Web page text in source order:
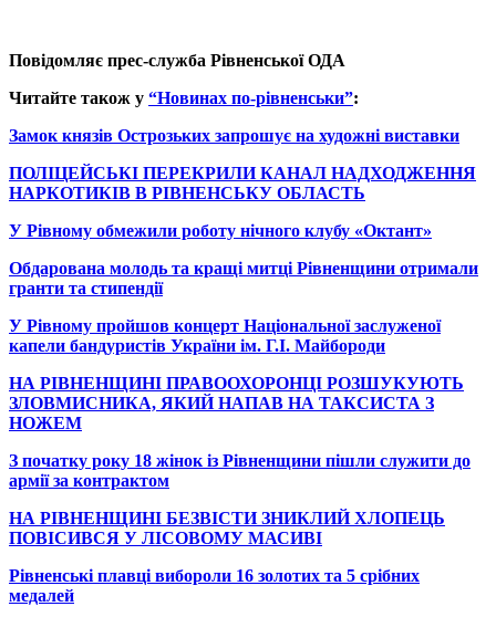
Повідомляє прес-служба Рівненської ОДА
Читайте також у “Новинах по-рівненськи”:
Замок князів Острозьких запрошує на художні виставки
ПОЛІЦЕЙСЬКІ ПЕРЕКРИЛИ КАНАЛ НАДХОДЖЕННЯ
НАРКОТИКІВ В РІВНЕНСЬКУ ОБЛАСТЬ
У Рівному обмежили роботу нічного клубу «Октант»
Обдарована молодь та кращі митці Рівненщини отримали
гранти та стипендії
У Рівному пройшов концерт Національної заслуженої
капели бандуристів України ім. Г.І. Майбороди
НА РІВНЕНЩИНІ ПРАВООХОРОНЦІ РОЗШУКУЮТЬ
ЗЛОВМИСНИКА, ЯКИЙ НАПАВ НА ТАКСИСТА З
НОЖЕМ
З початку року 18 жінок із Рівненщини пішли служити до
армії за контрактом
НА РІВНЕНЩИНІ БЕЗВІСТИ ЗНИКЛИЙ ХЛОПЕЦЬ
ПОВІСИВСЯ У ЛІСОВОМУ МАСИВІ
Рівненські плавці вибороли 16 золотих та 5 срібних
медалей